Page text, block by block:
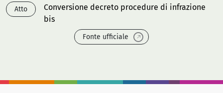
Atto
Conversione decreto procedure di infrazione
bis
Fonte ufficiale